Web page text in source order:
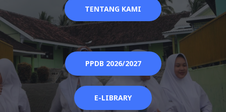
TENTANG KAMI
PPDB 2026/2027
E-LIBRARY